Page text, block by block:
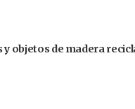
objetos de madera